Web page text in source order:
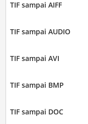
TIF sampai AIFF
TIF sampai AUDIO
TIF sampai AVI
TIF sampai BMP
TIF sampai DOC